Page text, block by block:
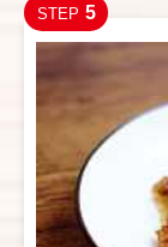
STEP 5